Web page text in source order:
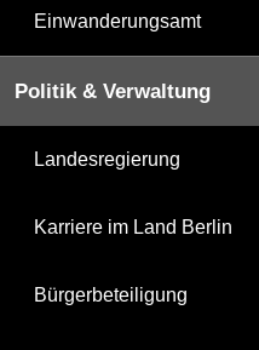
Einwanderungsamt
Politik & Verwaltung
Landesregierung
Karriere im Land Berlin
Bürgerbeteiligung